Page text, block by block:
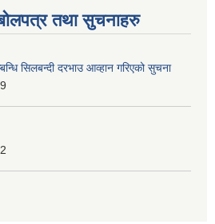
तथा सुचनाहरु
सिलबन्दी दरभाउ आव्हान गरिएको सुचना